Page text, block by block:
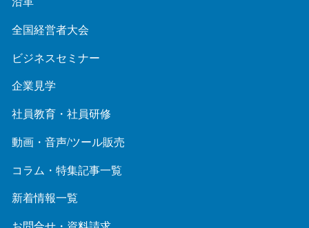
全国経営者大会
ビジネスセミナー
企業見学
社員教育・社員研修
動画・音声/ツール販売
コラム・特集記事一覧
新着情報一覧